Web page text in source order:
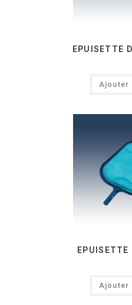
EPUISETTE
Ajouter
EPUISETTE
Ajouter